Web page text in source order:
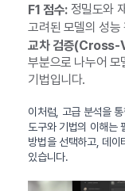
F1 점수:정밀도와
고려된 모델의 성능
교차 검증
부분으로 나누어 모
기법입니다.
이처럼, 고급 분석을
도구와 기법의 이해는
방법을 선택하고, 데이
있습니다.